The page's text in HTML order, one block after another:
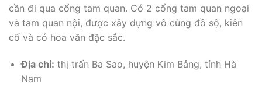
cần đi qua cổng tam quan. Có 2 cổng tam quan ngoại
và tam quan nội, được xây dựng vô cùng đồ sộ, kiên
cố và có hoa văn đặc sắc.
Địa chỉ: thị trấn Ba Sao, huyện Kim Bảng, tỉnh Hà
Nam